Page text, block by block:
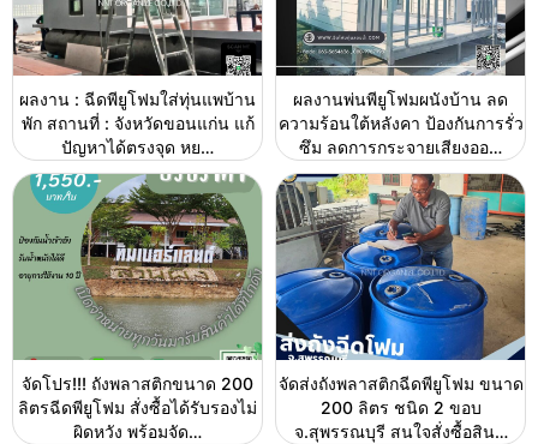
ผลงาน : ฉีดพียูโฟมใส่ทุ่นแพบ้าน
พัก สถานที่ : จังหวัดขอนแก่น แก้
ปัญหาได้ตรงจุด หย…
ผลงานพ่นพียูโฟมผนังบ้าน ลด
ความร้อนใต้หลังคา ป้องกันการรั่ว
ซึม ลดการกระจายเสียงออ…
จัดโปร!!! ถังพลาสติกขนาด 200
ลิตรฉีดพียูโฟม สั่งซื้อได้รับรองไม่
ผิดหวัง พร้อมจัด…
จัดส่งถังพลาสติกฉีดพียูโฟม ขนาด
200 ลิตร ชนิด 2 ขอบ
จ.สุพรรณบุรี สนใจสั่งซื้อสิน…